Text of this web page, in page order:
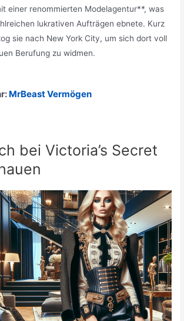
einer renommierten Modelagentur**, was
lukrativen Aufträgen ebnete. Kurz
sie nach New York City, um sich dort voll
Berufung zu widmen.
MrBeast Vermögen
bei Victoria’s Secret